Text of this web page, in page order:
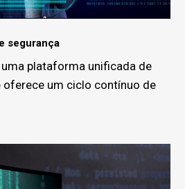
segurança
plataforma unificada de
um ciclo contínuo de